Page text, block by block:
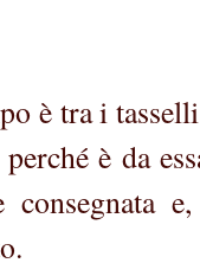
è tra i
è da